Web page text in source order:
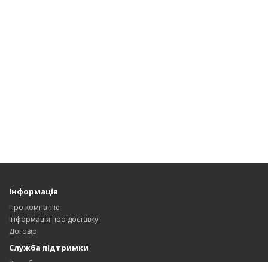
Інформація
Про компанію
Інформація про доставку
Договір
Служба підтримки